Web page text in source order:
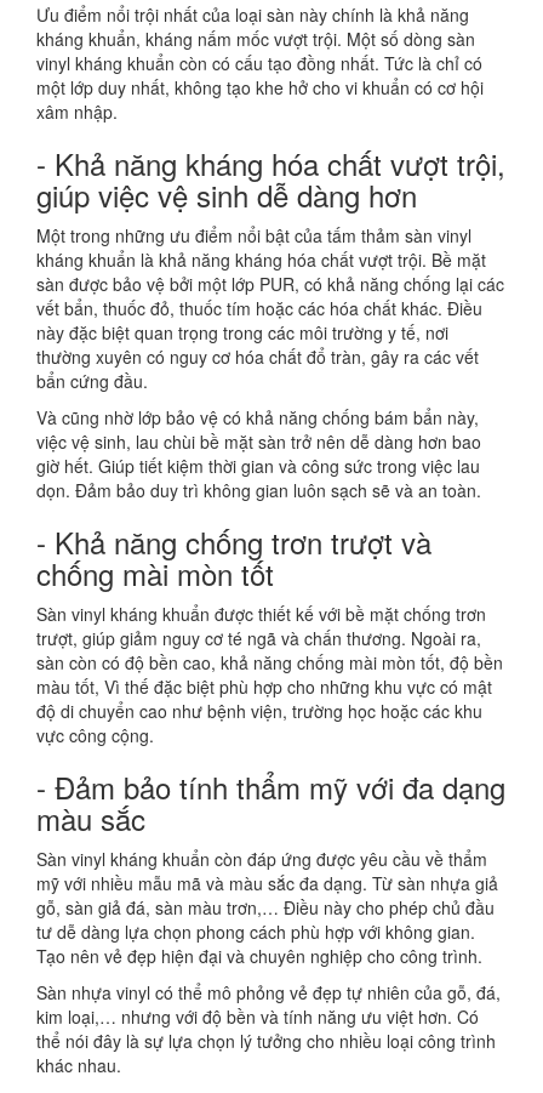
Ưu điểm nổi trội nhất của loại sàn này chính là khả năng
kháng khuẩn, kháng nấm mốc vượt trội. Một số dòng sàn
vinyl kháng khuẩn còn có cấu tạo đồng nhất. Tức là chỉ có
một lớp duy nhất, không tạo khe hở cho vi khuẩn có cơ hội
xâm nhập.
- Khả năng kháng hóa chất vượt trội,
giúp việc vệ sinh dễ dàng hơn
Một trong những ưu điểm nổi bật của tấm thảm sàn vinyl
kháng khuẩn là khả năng kháng hóa chất vượt trội. Bề mặt
sàn được bảo vệ bởi một lớp PUR, có khả năng chống lại các
vết bẩn, thuốc đỏ, thuốc tím hoặc các hóa chất khác. Điều
này đặc biệt quan trọng trong các môi trường y tế, nơi
thường xuyên có nguy cơ hóa chất đổ tràn, gây ra các vết
bẩn cứng đầu.
Và cũng nhờ lớp bảo vệ có khả năng chống bám bẩn này,
việc vệ sinh, lau chùi bề mặt sàn trở nên dễ dàng hơn bao
giờ hết. Giúp tiết kiệm thời gian và công sức trong việc lau
dọn. Đảm bảo duy trì không gian luôn sạch sẽ và an toàn.
- Khả năng chống trơn trượt và
chống mài mòn tốt
Sàn vinyl kháng khuẩn được thiết kế với bề mặt chống trơn
trượt, giúp giảm nguy cơ té ngã và chấn thương. Ngoài ra,
sàn còn có độ bền cao, khả năng chống mài mòn tốt, độ bền
màu tốt, Vì thế đặc biệt phù hợp cho những khu vực có mật
độ di chuyển cao như bệnh viện, trường học hoặc các khu
vực công cộng.
- Đảm bảo tính thẩm mỹ với đa dạng
màu sắc
Sàn vinyl kháng khuẩn còn đáp ứng được yêu cầu về thẩm
mỹ với nhiều mẫu mã và màu sắc đa dạng. Từ sàn nhựa giả
gỗ, sàn giả đá, sàn màu trơn,… Điều này cho phép chủ đầu
tư dễ dàng lựa chọn phong cách phù hợp với không gian.
Tạo nên vẻ đẹp hiện đại và chuyên nghiệp cho công trình.
Sàn nhựa vinyl có thể mô phỏng vẻ đẹp tự nhiên của gỗ, đá,
kim loại,… nhưng với độ bền và tính năng ưu việt hơn. Có
thể nói đây là sự lựa chọn lý tưởng cho nhiều loại công trình
khác nhau.